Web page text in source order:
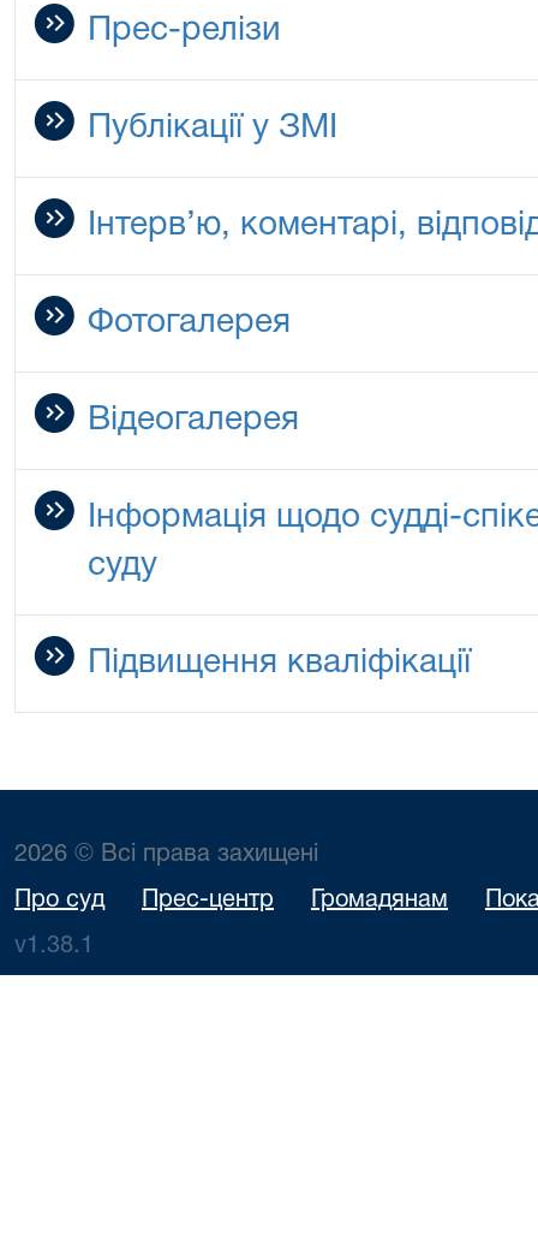
Прес-релізи
Публікації у ЗМІ
Інтерв’ю, коментарі,
Фотогалерея
Відеогалерея
Інформація щодо судді-
суду
Підвищення кваліфікації
2026 © Всі права захищені
Про суд Прес-центр Громадянам
v1.38.1